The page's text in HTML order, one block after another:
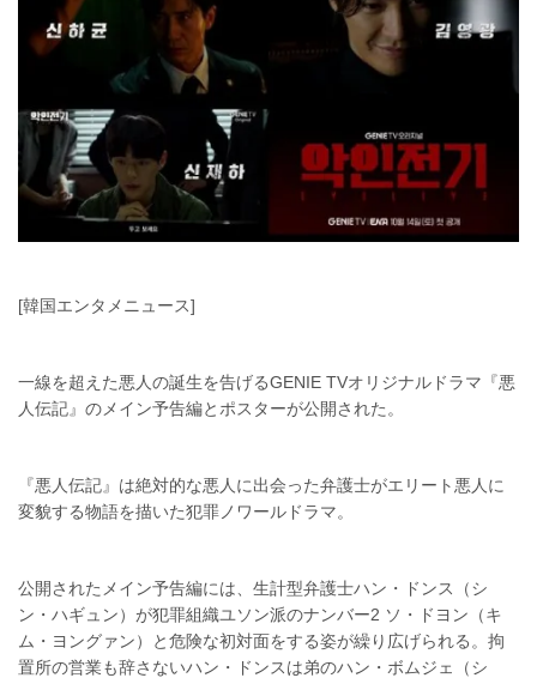
[韓国エンタメニュース]
一線を超えた悪人の誕生を告げるGENIE TVオリジナルドラマ『悪
人伝記』のメイン予告編とポスターが公開された。
『悪人伝記』は絶対的な悪人に出会った弁護士がエリート悪人に
変貌する物語を描いた犯罪ノワールドラマ。
公開されたメイン予告編には、生計型弁護士ハン・ドンス（シ
ン・ハギュン）が犯罪組織ユソン派のナンバー2 ソ・ドヨン（キ
ム・ヨングァン）と危険な初対面をする姿が繰り広げられる。拘
置所の営業も辞さないハン・ドンスは弟のハン・ボムジェ（シ